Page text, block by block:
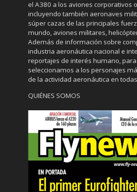
el A380 a los aviones corporativos
incluyendo también aeronaves
súper cazas de las principales
mundo, aviones militares,
Además de información sobre
industria aeronáutica nacional e
reportajes de interés humano,
seleccionamos a los personajes
de la actividad aeronáutica en
QUIÉNES SOMOS